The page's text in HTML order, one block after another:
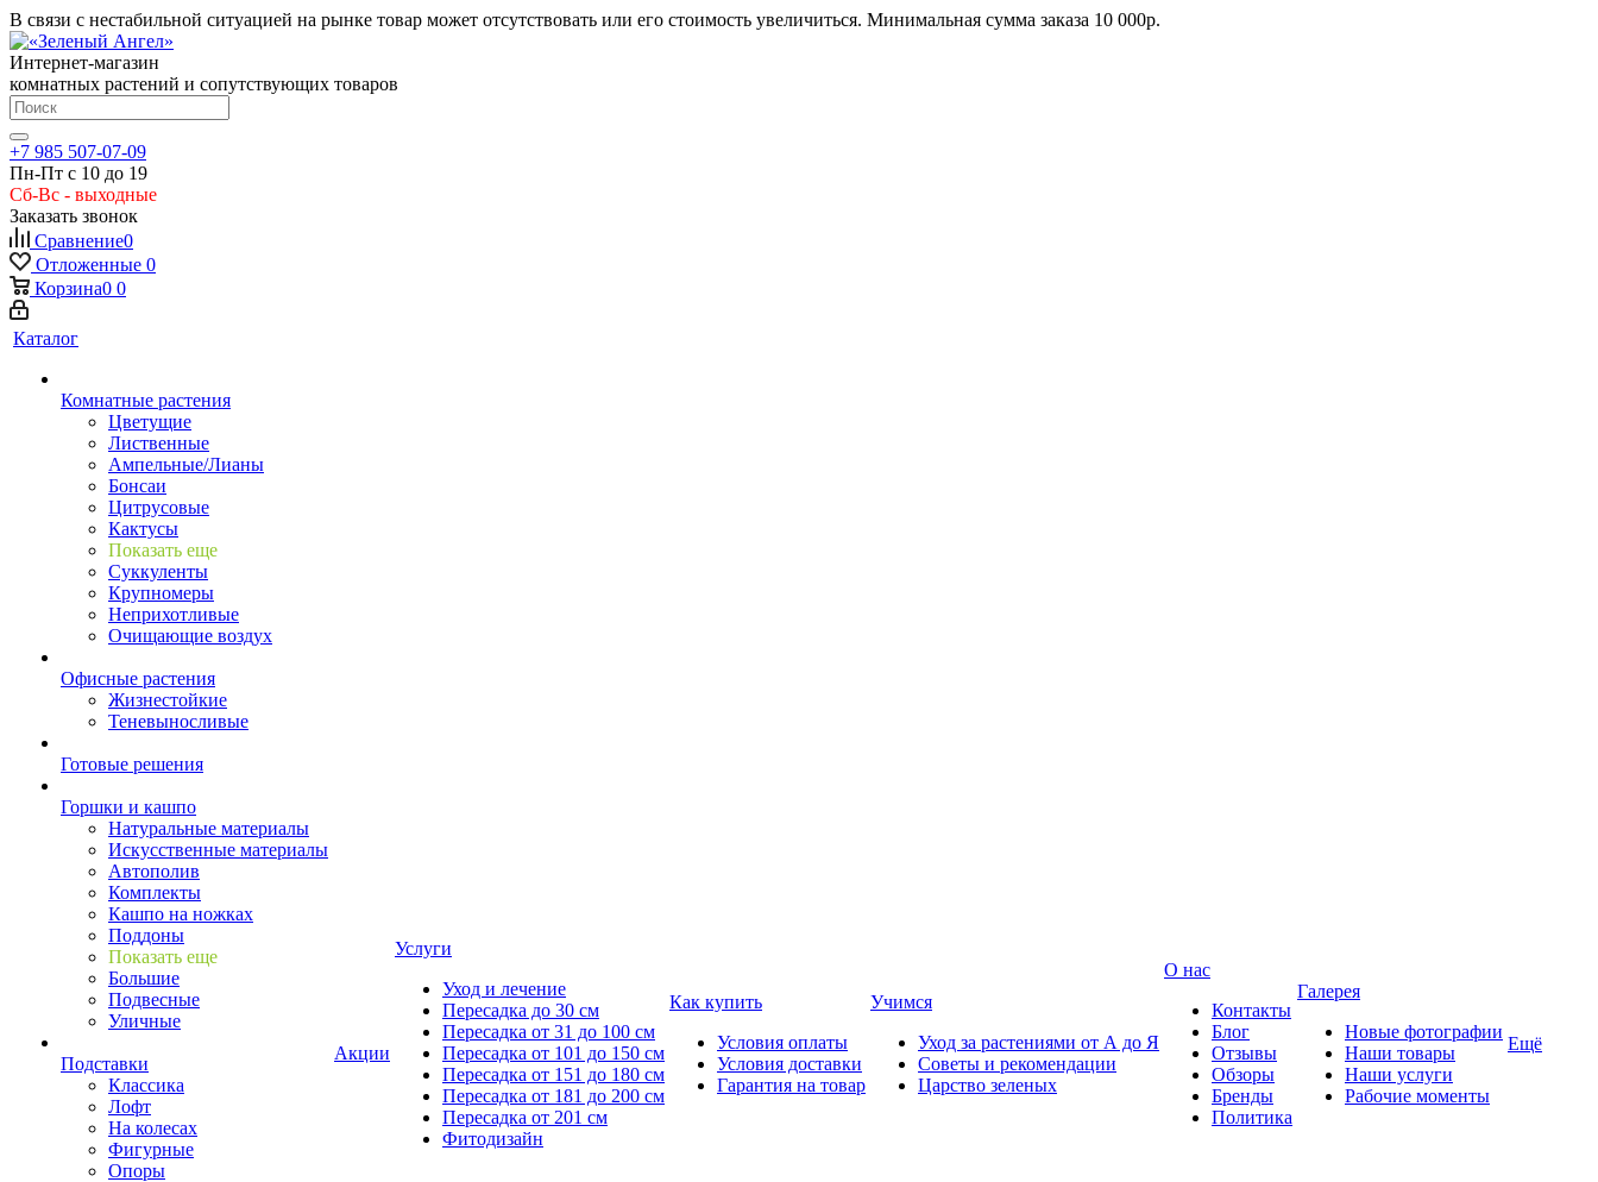
В связи с нестабильной ситуацией на рынке товар может отсутствовать или его стоимость увеличиться. Минимальная сумма заказа 10 000р.
Интернет-магазин
комнатных растений и сопутствующих товаров
+7 985 507-07-09
Пн-Пт с 10 до 19
Сб-Вс - выходные
Заказать звонок
Сравнение0
Отложенные 0
Корзина0 0
Каталог
Комнатные растения
Цветущие
Лиственные
Ампельные/Лианы
Бонсаи
Цитрусовые
Кактусы
Показать еще
Суккуленты
Крупномеры
Неприхотливые
Очищающие воздух
Офисные растения
Жизнестойкие
Теневыносливые
Готовые решения
Горшки и кашпо
Натуральные материалы
Искусственные материалы
Автополив
Комплекты
Кашпо на ножках
Поддоны
Показать еще
Большие
Подвесные
Уличные
Подставки
Классика
Лофт
На колесах
Фигурные
Опоры
Акции
Услуги
Уход и лечение
Пересадка до 30 см
Пересадка от 31 до 100 см
Пересадка от 101 до 150 см
Пересадка от 151 до 180 см
Пересадка от 181 до 200 см
Пересадка от 201 см
Фитодизайн
Как купить
Условия оплаты
Условия доставки
Гарантия на товар
Учимся
Уход за растениями от А до Я
Советы и рекомендации
Царство зеленых
О нас
Контакты
Блог
Отзывы
Обзоры
Бренды
Политика
Галерея
Новые фотографии
Наши товары
Наши услуги
Рабочие моменты
Ещё